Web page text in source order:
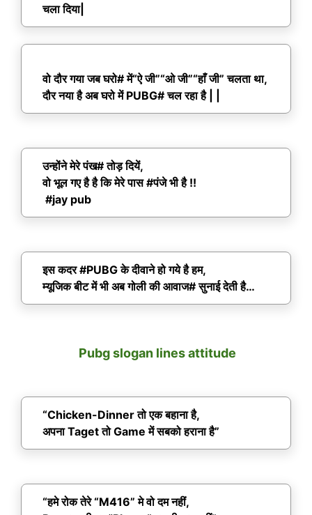
चला दिया|
वो दौर गया जब घरो# में“ऐ जी”“ओ जी”“हाँ जी” चलता था,
दौर नया है अब घरो में PUBG# चल रहा है | |
उन्होंने मेरे पंख# तोड़ दियें,
वो भूल गए है है कि मेरे पास #पंजे भी है !!
#jay pub
इस कदर #PUBG के दीवाने हो गये है हम,
म्यूजिक बीट में भी अब गोली की आवाज# सुनाई देती है…
Pubg slogan lines attitude
“Chicken-Dinner तो एक बहाना है,
अपना Taget तो Game में सबको हराना है”
“हमे रोक तेरे “M416” मे वो दम नहीं,